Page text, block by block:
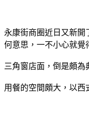
永康街商圈近日又新開
何意思，一不小心就覺
三角窗店面，倒是頗為
用餐的空間頗大，以西